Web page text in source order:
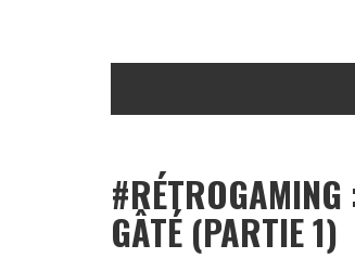
#RÉTROGAMING
GÂTÉ (PARTIE 1)